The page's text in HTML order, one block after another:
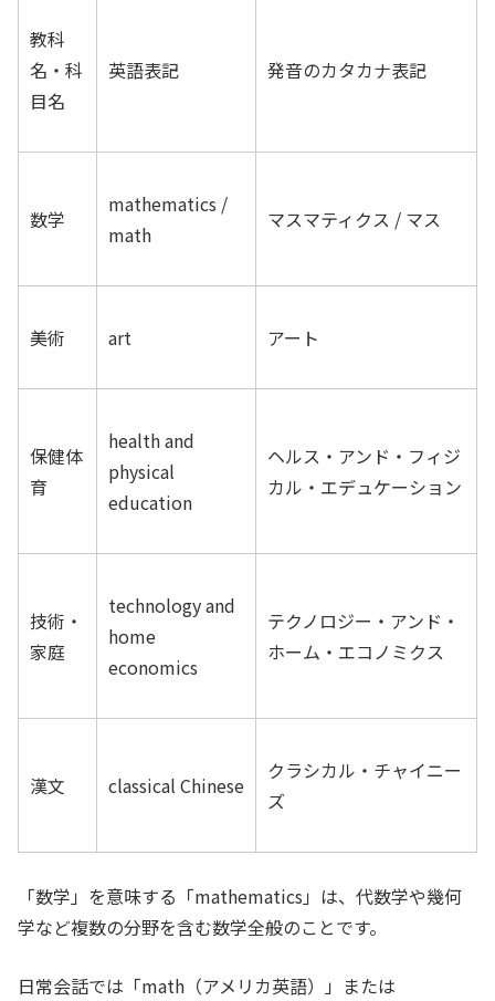
教科
名・科
目名
英語表記 発音のカタカナ表記
数学
mathematics /
math
マスマティクス / マス
美術 art アート
保健体
育
health and
physical
education
ヘルス・アンド・フィジ
カル・エデュケーション
技術・
家庭
technology and
home
economics
テクノロジー・アンド・
ホーム・エコノミクス
漢文 classical Chinese
クラシカル・チャイニー
ズ
「数学」を意味する「mathematics」は、代数学や幾何
学など複数の分野を含む数学全般のことです。
日常会話では「math（アメリカ英語）」または